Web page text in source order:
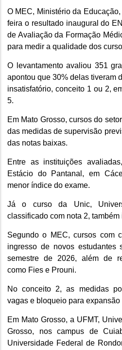
O MEC, Ministério da
feira o resultado inaugural do
de Avaliação da Formação
para medir a qualidade dos
O levantamento avaliou 351
apontou que 30% delas tiveram
insatisfatório, conceito 1 ou 2,
5.
Em Mato Grosso, cursos do
das medidas de supervisão
das notas baixas.
Entre as instituições
Estácio do Pantanal, em
menor índice do exame.
Já o curso da Unic,
classificado com nota 2, também
Segundo o MEC, cursos com
ingresso de novos estudantes
semestre de 2026, além de
como Fies e Prouni.
No conceito 2, as medidas
vagas e bloqueio para expansão
Em Mato Grosso, a UFMT,
Grosso, nos campus de
Universidade Federal de